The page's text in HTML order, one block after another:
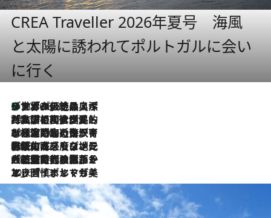
CREA Traveller 2026年夏号 海風
と太陽に誘われてポルトガルに会い
に行く
2026.8.8
リスボンの絶品スイーツ「パステル・デ・ナタ」とは？ポルトガル伝統の奥深い世界へ
2026.7.27
「私の祖国はポルトガル語です」国民的詩人フェルナンド・ペソアと、彼が愛した文学の街を歩く
2026.7.26
ポルトガル近海が育む極上の海の幸。キリリと冷えた白ワインと愉しむ、シーフード専門店の贅沢
2026.7.22
伝統の味をモダンに昇華。高感度な地元客が集う、リスボンの最旬ガストロノミー
2026.7.21
大航海時代の栄華から、震災、独裁、そして革命へ。ポルトガル・首都リスボンの石畳に刻まれた「歴史の光と影」
2026.7.13
エッセイ・ヤマザキマリ「慎ましくも美しき国 ポルトガル」